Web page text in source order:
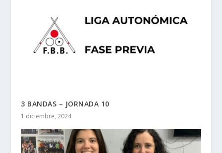
3 BANDAS – JORNADA 10
1 diciembre, 2024